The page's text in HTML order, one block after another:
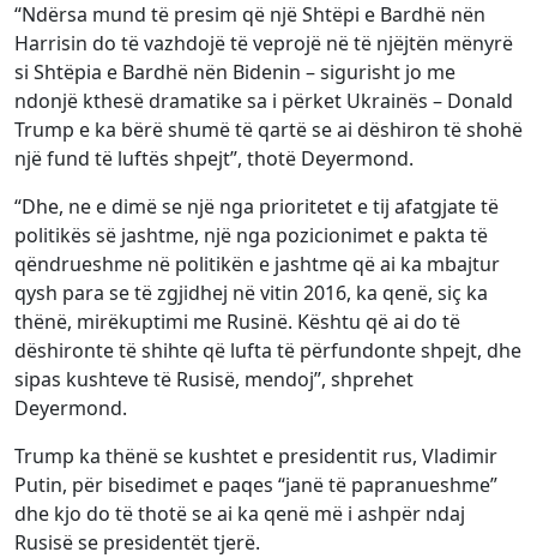
“Ndërsa mund të presim që një Shtëpi e Bardhë nën
Harrisin do të vazhdojë të veprojë në të njëjtën mënyrë
si Shtëpia e Bardhë nën Bidenin – sigurisht jo me
ndonjë kthesë dramatike sa i përket Ukrainës – Donald
Trump e ka bërë shumë të qartë se ai dëshiron të shohë
një fund të luftës shpejt”, thotë Deyermond.
“Dhe, ne e dimë se një nga prioritetet e tij afatgjate të
politikës së jashtme, një nga pozicionimet e pakta të
qëndrueshme në politikën e jashtme që ai ka mbajtur
qysh para se të zgjidhej në vitin 2016, ka qenë, siç ka
thënë, mirëkuptimi me Rusinë. Kështu që ai do të
dëshironte të shihte që lufta të përfundonte shpejt, dhe
sipas kushteve të Rusisë, mendoj”, shprehet
Deyermond.
Trump ka thënë se kushtet e presidentit rus, Vladimir
Putin, për bisedimet e paqes “janë të papranueshme”
dhe kjo do të thotë se ai ka qenë më i ashpër ndaj
Rusisë se presidentët tjerë.